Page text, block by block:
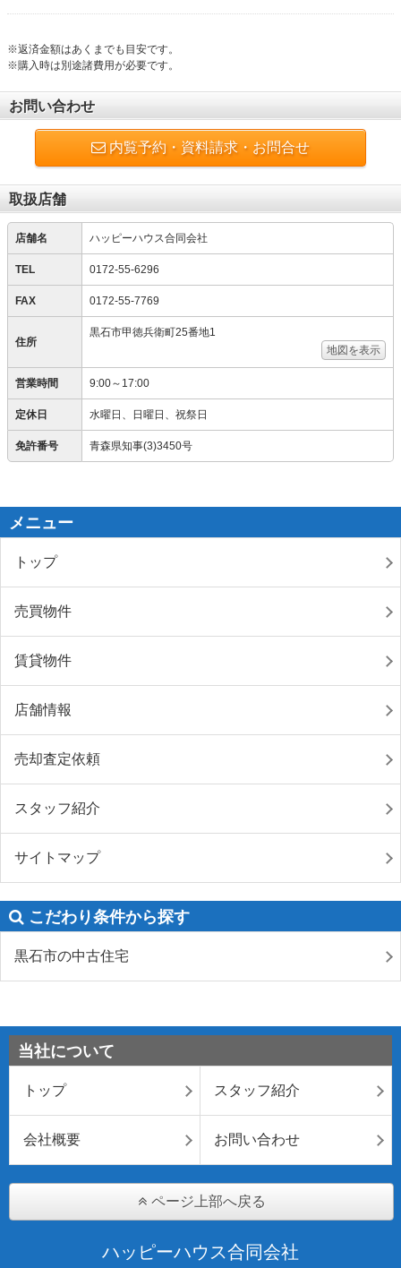
※返済金額はあくまでも目安です。
※購入時は別途諸費用が必要です。
お問い合わせ
内覧予約・資料請求・お問合せ
取扱店舗
店舗名 ハッピーハウス合同会社
TEL 0172-55-6296
FAX 0172-55-7769
住所
黒石市甲徳兵衛町25番地1
地図を表示
営業時間 9:00～17:00
定休日 水曜日、日曜日、祝祭日
免許番号 青森県知事(3)3450号
メニュー
トップ
売買物件
賃貸物件
店舗情報
売却査定依頼
スタッフ紹介
サイトマップ
こだわり条件から探す
黒石市の中古住宅
当社について
トップ スタッフ紹介
会社概要 お問い合わせ
ページ上部へ戻る
ハッピーハウス合同会社